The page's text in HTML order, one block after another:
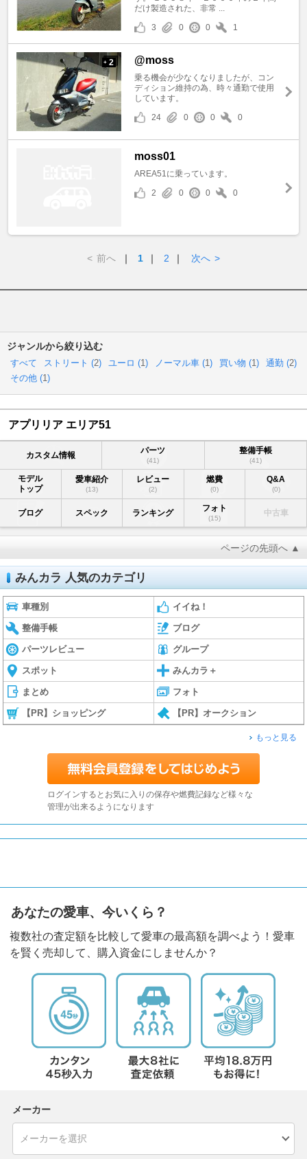
だけ製造された、非常 ...
3
0 0 1
+ 2 @moss
乗る機会が少なくなりましたが、コン
ディション維持の為、時々通勤で使用
しています。
24
0 0 0
moss01
AREA51に乗っています。
2
0 0 0
< 前へ ｜ 1 ｜ 2 ｜ 次へ >
ジャンルから絞り込む
すべて ストリート (2) ユーロ (1) ノーマル車 (1) 買い物 (1) 通勤 (2)
その他 (1)
アプリリア エリア51
カスタム情報 パーツ
(41)
整備手帳
(41)
モデル
トップ
愛車紹介
(13)
レビュー
(2)
燃費
(0)
Q&A
(0)
ブログ スペック ランキング フォト
(15)
中古車
ページの先頭へ ▲
みんカラ 人気のカテゴリ
車種別 イイね！
整備手帳 ブログ
パーツレビュー グループ
スポット みんカラ＋
まとめ フォト
【PR】ショッピング 【PR】オークション
もっと見る
ログインするとお気に入りの保存や燃費記録など様々な
管理が出来るようになります
あなたの愛車、今いくら？
複数社の査定額を比較して愛車の最高額を調べよう！愛車
を賢く売却して、購入資金にしませんか？
メーカー